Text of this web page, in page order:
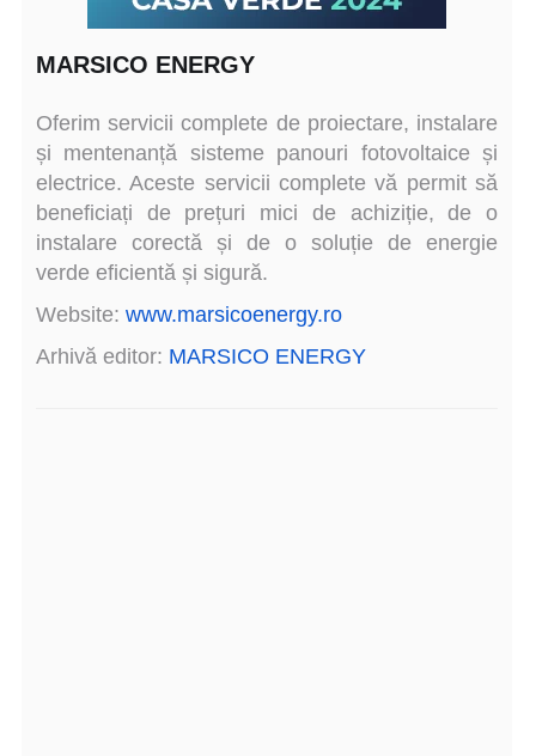
MARSICO ENERGY
Oferim servicii complete de proiectare, instalare
și mentenanță sisteme panouri fotovoltaice și
electrice. Aceste servicii complete vă permit să
beneficiați de prețuri mici de achiziție, de o
instalare corectă și de o soluție de energie
verde eficientă și sigură.
Website: www.marsicoenergy.ro
Arhivă editor: MARSICO ENERGY